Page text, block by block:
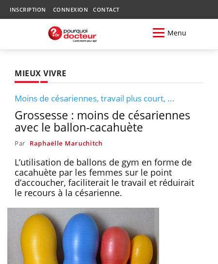
INSCRIPTION CONNEXION CONTACT
Menu
MIEUX VIVRE
Moins de césariennes, travail plus court, ...
Grossesse : moins de césariennes
avec le ballon-cacahuète
Par Raphaëlle Maruchitch
L’utilisation de ballons de gym en forme de
cacahuète par les femmes sur le point
d’accoucher, faciliterait le travail et réduirait
le recours à la césarienne.